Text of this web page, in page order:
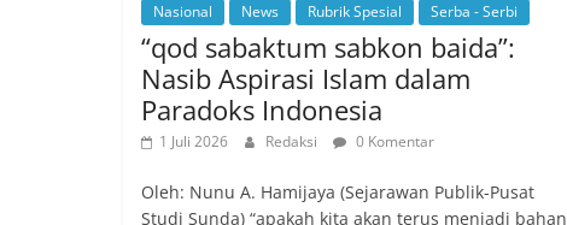
Nasional News Rubrik Spesial Serba - Serbi
“qod sabaktum sabkon baida”:
Nasib Aspirasi Islam dalam
Paradoks Indonesia
1 Juli 2026 Redaksi 0 Komentar
Oleh: Nunu A. Hamijaya (Sejarawan Publik-Pusat
Studi Sunda) “apakah kita akan terus menjadi bahan